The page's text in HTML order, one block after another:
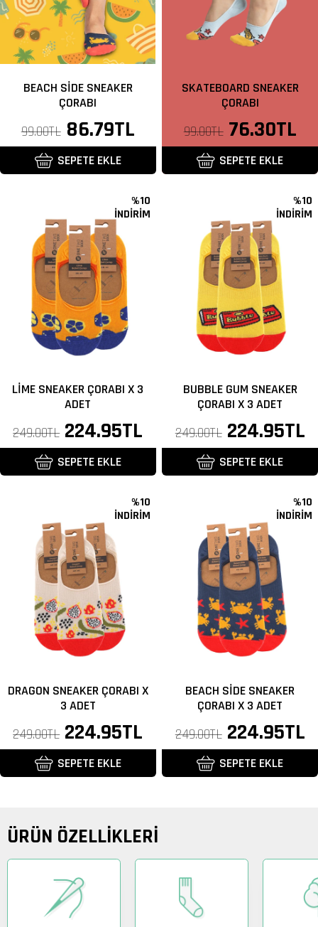
BEACH SIDE SNEAKER
ÇORABI
Normal
fiyat
99.00TL İndirimli
fiyat
86.79TL
SEPETE EKLE
SKATEBOARD SNEAKER
ÇORABI
Normal
fiyat
99.00TL İndirimli
fiyat
76.30TL
SEPETE EKLE
%10
İNDİRİM
LIME SNEAKER ÇORABI X 3
ADET
Normal
fiyat
249.00TL İndirimli
fiyat
224.95TL
SEPETE EKLE
%10
İNDİRİM
BUBBLE GUM SNEAKER
ÇORABI X 3 ADET
Normal
fiyat
249.00TL İndirimli
fiyat
224.95TL
SEPETE EKLE
%10
İNDİRİM
DRAGON SNEAKER ÇORABI X
3 ADET
Normal
fiyat
249.00TL İndirimli
fiyat
224.95TL
SEPETE EKLE
%10
İNDİRİM
BEACH SIDE SNEAKER
ÇORABI X 3 ADET
Normal
fiyat
249.00TL İndirimli
fiyat
224.95TL
SEPETE EKLE
ÜRÜN ÖZELLİKLERİ